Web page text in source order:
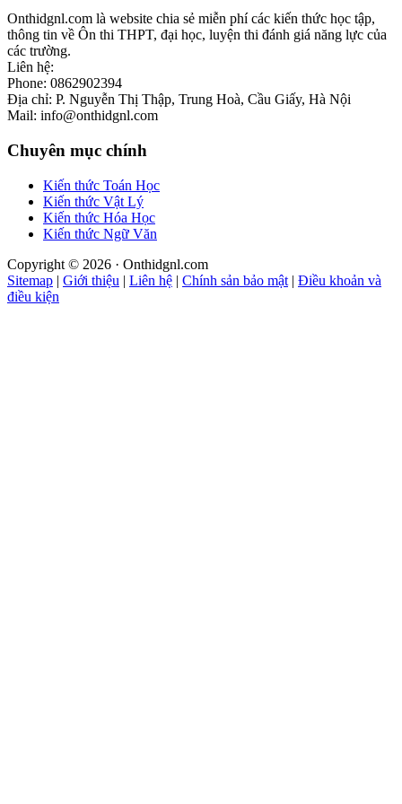
Onthidgnl.com là website chia sẻ miễn phí các kiến thức học tập,
thông tin về Ôn thi THPT, đại học, luyện thi đánh giá năng lực của
các trường.
Liên hệ:
Phone: 0862902394
Địa chỉ: P. Nguyễn Thị Thập, Trung Hoà, Cầu Giấy, Hà Nội
Mail: info@onthidgnl.com
Chuyên mục chính
Kiến thức Toán Học
Kiến thức Vật Lý
Kiến thức Hóa Học
Kiến thức Ngữ Văn
Copyright © 2026 · Onthidgnl.com
Sitemap | Giới thiệu | Liên hệ | Chính sản bảo mật | Điều khoản và
điều kiện